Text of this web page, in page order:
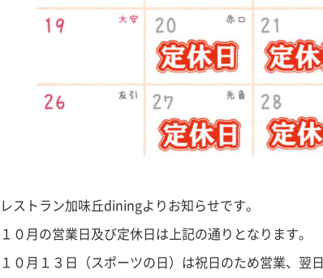
レストラン加味丘diningよりお知らせです。
１０月の営業日及び定休日は上記の通りとなります。
１０月１３日（スポーツの日）は祝日のため営業、